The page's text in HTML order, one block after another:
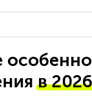
в